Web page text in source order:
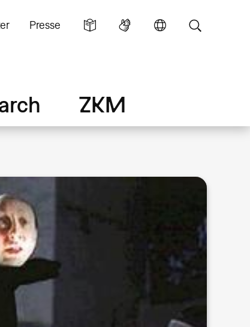
Presse
ZKM